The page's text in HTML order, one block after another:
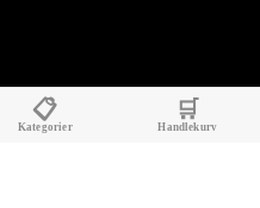
📋
Kategorier
🛒
Handlekurv